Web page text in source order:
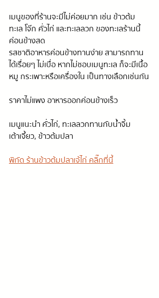
เมนูของที่ร้านจะมีไม่ค่อยมาก เช่น ข้าวต้ม
ทะเล โจ๊ก คั่วไก่ และทะเลลวก ของทะเลร้านนี้
ค่อนข้างสด
รสชาติอาหารค่อนข้างทานง่าย สามารถทาน
ได้เรื่อยๆ ไม่เบื่อ หากไม่ชอบเมนูทะเล ก็จะมีเนื้อ
หมู กระเพาะหรือเครื่องใน เป็นทางเลือกเช่นกัน
ราคาไม่แพง อาหารออกค่อนข้างเร็ว
เมนูแนะนำ คั่วไก่, ทะเลลวกทานกับน้ำจิ้ม
เต้าเจี้ยว, ข้าวต้มปลา
พิกัด ร้านข้าวต้มปลาเจ้ไก่ คลิ๊กที่นี้